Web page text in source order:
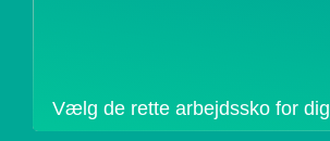
Vælg de rette arbejdssko for dig